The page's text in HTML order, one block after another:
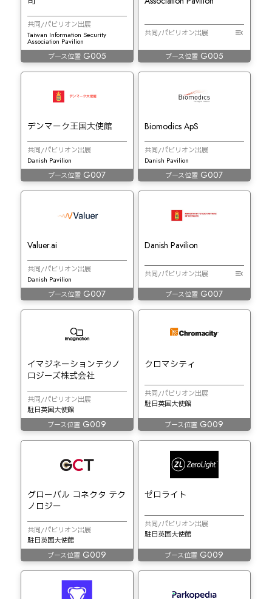
共同/パビリオン出展
Taiwan Information Security
Association Pavilion
ブース位置G005
共同/パビリオン出展
ブース位置G005
デンマーク王国大使館
共同/パビリオン出展
Danish Pavilion
ブース位置 G007
Biomodics ApS
共同/パビリオン出展
Danish Pavilion
ブース位置 G007
Valuer.ai
共同/パビリオン出展
Danish Pavilion
ブース位置 G007
Danish Pavilion
共同/パビリオン出展
ブース位置 G007
イマジネーションテクノ
ロジーズ株式会社
共同/パビリオン出展
駐日英国大使館
ブース位置 G009
クロマシティ
共同/パビリオン出展
駐日英国大使館
ブース位置 G009
グローバル コネクタ テク
ノロジー
共同/パビリオン出展
駐日英国大使館
ブース位置 G009
ゼロライト
共同/パビリオン出展
駐日英国大使館
ブース位置 G009